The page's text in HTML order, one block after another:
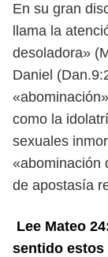
En su gran
llama la
desoladora»
Daniel
como la
sexuales
«abominación
de apostasía
Lee Mateo
sentido estos